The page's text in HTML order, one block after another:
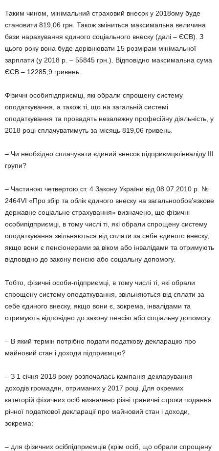
Таким чином, мінімальний страховий внесок у 2018ому буде
становити 819,06 грн. Також зміниться максимальна величина
бази нарахування єдиного соціального внеску (далі – ЄСВ). З
цього року вона буде дорівнювати 15 розмірам мінімальної
зарплати (у 2018 р. – 55845 грн.). Відповідно максимальна сума
ЄСВ – 12285,9 гривень.
Фізичні особипідприємці, які обрали спрощену систему
оподаткування, а також ті, що на загальній системі
оподаткування та провадять незалежну професійну діяльність, у
2018 році сплачуватимуть за місяць 819,06 гривень.
– Чи необхідно сплачувати єдиний внесок підприємцюінваліду III
групи?
– Частиною четвертою ст. 4 Закону України від 08.07.2010 р. №
2464VI «Про збір та облік єдиного внеску на загальнообов’язкове
державне соціальне страхування» визначено, що фізичні
особипідприємці, в тому числі ті, які обрали спрощену систему
оподаткування звільняються від сплати за себе єдиного внеску,
якщо вони є пенсіонерами за віком або інвалідами та отримують
відповідно до закону пенсію або соціальну допомогу.
Тобто, фізичні особи-підприємці, в тому числі ті, які обрали
спрощену систему оподаткування, звільняються від сплати за
себе єдиного внеску, якщо вони є, зокрема, інвалідами та
отримують відповідно до закону пенсію або соціальну допомогу.
– В який термін потрібно подати податкову декларацію про
майновий стан і доходи підприємцю?
– З 1 січня 2018 року розпочалась кампанія декларування
доходів громадян, отриманих у 2017 році. Для окремих
категорій фізичних осіб визначено різні граничні строки подання
річної податкової декларації про майновий стан і доходи,
зокрема:
– для фізичних осібпідприємців (крім осіб, що обрали спрощену